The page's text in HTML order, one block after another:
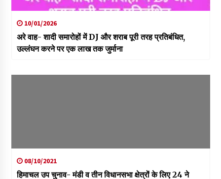
10/01/2026
अरे वाह- शादी समारोहों में DJ और शराब पूरी तरह प्रतिबंधित,
उल्लंघन करने पर एक लाख तक जुर्माना
08/10/2021
हिमाचल उप चुनाव- मंडी व तीन विधानसभा क्षेत्रों के लिए 24 ने